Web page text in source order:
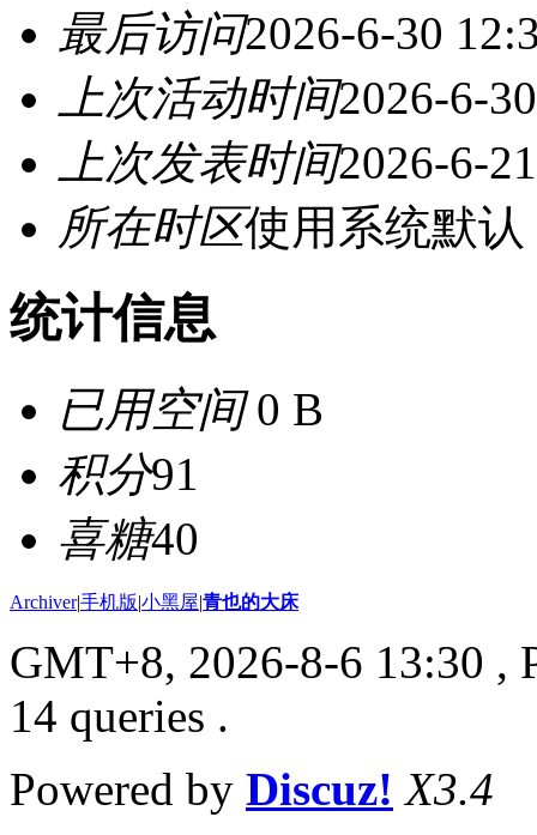
最后访问2026-6-30
上次活动时间2026-6-
上次发表时间2026-6-
所在时区使用系统默认
统计信息
已用空间0 B
积分91
喜糖40
Archiver|手机版|小黑屋|青也的大床
GMT+8, 2026-8-6 13:30 ,
14 queries .
Powered by Discuz! X3.4